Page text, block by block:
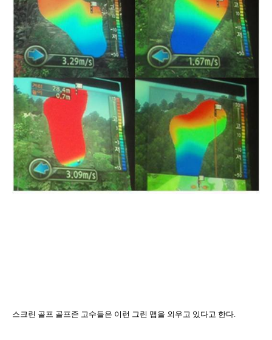
스크린 골프 골프존 고수들은 이런 그린 맵을 외우고 있다고 한다.